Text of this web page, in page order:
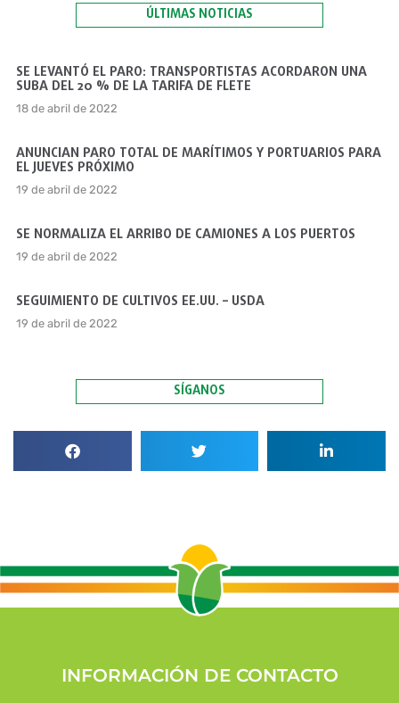
ÚLTIMAS NOTICIAS
SE LEVANTÓ EL PARO: TRANSPORTISTAS ACORDARON UNA
SUBA DEL 20 % DE LA TARIFA DE FLETE
18 de abril de 2022
ANUNCIAN PARO TOTAL DE MARÍTIMOS Y PORTUARIOS PARA
EL JUEVES PRÓXIMO
19 de abril de 2022
SE NORMALIZA EL ARRIBO DE CAMIONES A LOS PUERTOS
19 de abril de 2022
SEGUIMIENTO DE CULTIVOS EE.UU. – USDA
19 de abril de 2022
SÍGANOS
INFORMACIÓN DE CONTACTO